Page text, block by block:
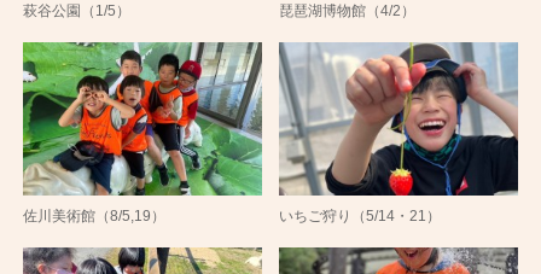
萩谷公園（1/5） 琵琶湖博物館（4/2）
佐川美術館（8/5,19） いちご狩り（5/14・21）